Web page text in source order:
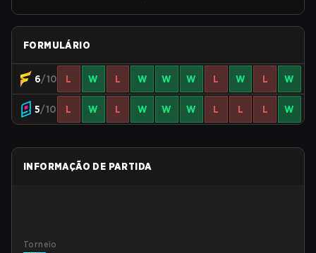
FORMULÁRIO
6/10 L W L W W W L W L W
5/10 L W L W W W L L L W
INFORMAÇÃO DE PARTIDA
Torneio